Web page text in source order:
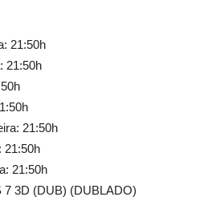
21:50h
21:50h
21:50h
21:50h
21:50h
3D (DUB) (DUBLADO)